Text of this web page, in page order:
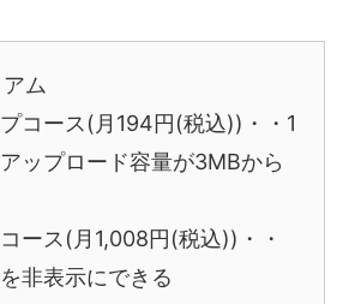
ム
コース(月194円(税込))・・1
ップロード容量が3MBから
ース(月1,008円(税込))・・
非表示にできる